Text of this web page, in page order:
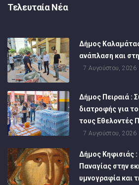
Τελευταία Νέα
Δήμος
ανάπλαση και
7 Αυγούστου, 2026
Δήμος Πειραιά :
διατροφής για
τους Εθελοντές
7 Αυγούστου, 2026
Δήμος Κηφισιάς
Παναγίας στην
υμνογραφία και